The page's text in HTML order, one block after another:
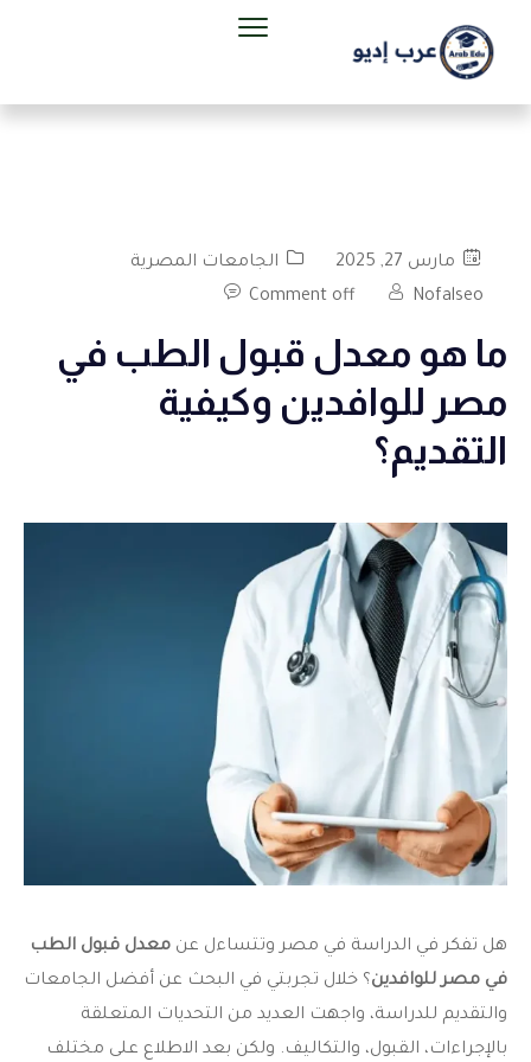
مارس 27, 2025
الجامعات المصرية
Nofalseo
Comment off
ما هو معدل قبول الطب في
مصر للوافدين وكيفية
التقديم؟
هل تفكر في الدراسة في مصر وتتساءل عن معدل قبول الطب
في مصر للوافدين؟ خلال تجربتي في البحث عن أفضل الجامعات
والتقديم للدراسة، واجهت العديد من التحديات المتعلقة
بالإجراءات، القبول، والتكاليف. ولكن بعد الاطلاع على مختلف